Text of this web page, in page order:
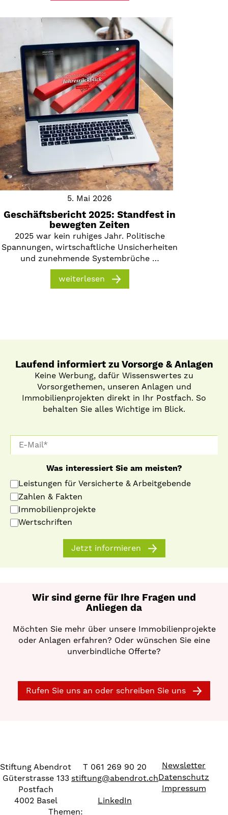
5. Mai 2026
Geschäftsbericht 2025: Standfest in
bewegten Zeiten
2025 war kein ruhiges Jahr. Politische
Spannungen, wirtschaftliche Unsicherheiten
und zunehmende Systembrüche …
weiterlesen
Laufend informiert zu Vorsorge & Anlagen
Keine Werbung, dafür Wissenswertes zu
Vorsorgethemen, unseren Anlagen und
Immobilienprojekten direkt in Ihr Postfach. So
behalten Sie alles Wichtige im Blick.
Was interessiert Sie am meisten?
Leistungen für Versicherte & Arbeitgebende
Zahlen & Fakten
Immobilienprojekte
Wertschriften
Jetzt informieren
Wir sind gerne für Ihre Fragen und
Anliegen da
Möchten Sie mehr über unsere Immobilienprojekte
oder Anlagen erfahren? Oder wünschen Sie eine
unverbindliche Offerte?
Rufen Sie uns an oder schreiben Sie uns
Stiftung Abendrot
Güterstrasse 133
Postfach
4002 Basel
T 061 269 90 20
stiftung@abendrot.ch
LinkedIn
Newsletter
Datenschutz
Impressum
Themen: